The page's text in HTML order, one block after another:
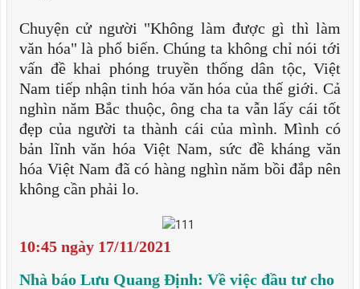
Chuyện cử người "Không làm được gì thì làm
văn hóa" là phổ biến. Chúng ta không chỉ nói tới
vấn đề khai phóng truyền thống dân tộc, Việt
Nam tiếp nhận tinh hóa văn hóa của thế giới. Cả
nghìn năm Bắc thuộc, ông cha ta vẫn lấy cái tốt
đẹp của người ta thành cái của mình. Mình có
bản lĩnh văn hóa Việt Nam, sức đề kháng văn
hóa Việt Nam đã có hàng nghìn năm bồi đắp nên
không cần phải lo.
10:45 ngày 17/11/2021
Nhà báo Lưu Quang Định: Về việc đầu tư cho